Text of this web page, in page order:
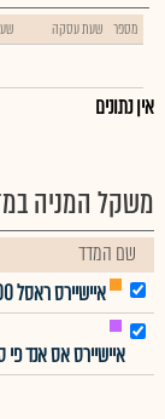
מספר שעת עסקה
אין נתונים
משקל המניה
שם המדד
איישיירס ראסל 2000
איישיירס אס אנד פי